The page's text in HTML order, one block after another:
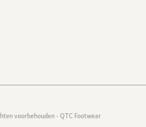
voorbehouden - QTC Footwear